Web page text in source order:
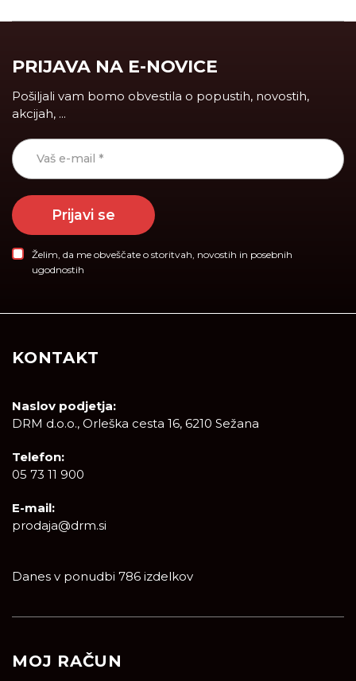
PRIJAVA NA E-NOVICE
Pošiljali vam bomo obvestila o popustih, novostih,
akcijah, ...
Prijavi se
Želim, da me obveščate o storitvah, novostih in posebnih
ugodnostih
KONTAKT
Naslov podjetja:
DRM d.o.o., Orleška cesta 16, 6210 Sežana
Telefon:
05 73 11 900
E-mail:
prodaja@drm.si
Danes v ponudbi 786 izdelkov
MOJ RAČUN